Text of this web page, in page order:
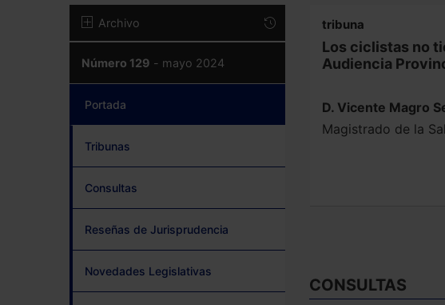
Archivo
Número 129 - mayo 2024
Portada
Tribunas
Consultas
Reseñas de Jurisprudencia
Novedades Legislativas
tribuna
Los ciclistas no
Audiencia
D. Vicente Magro
Magistrado de la
CONSULTAS